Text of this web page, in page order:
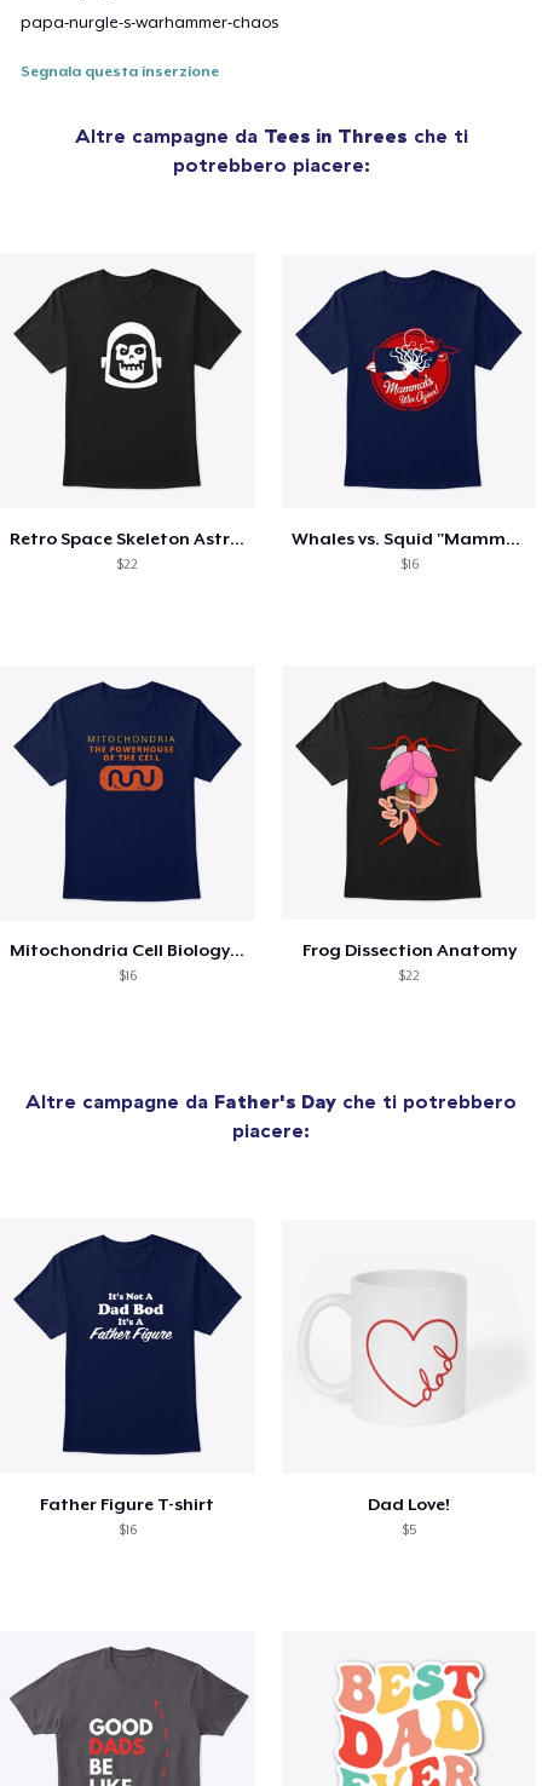
papa-nurgle-s-warhammer-chaos
Segnala questa inserzione
Altre campagne da Tees in Threes che ti
potrebbero piacere:
Retro Space Skeleton Astronaut
$22
Whales vs. Squid "Mammals Win Again!"
$16
Mitochondria Cell Biology Science
$16
Frog Dissection Anatomy
$22
Altre campagne da Father's Day che ti potrebbero
piacere:
Father Figure T-shirt
$16
Dad Love!
$5